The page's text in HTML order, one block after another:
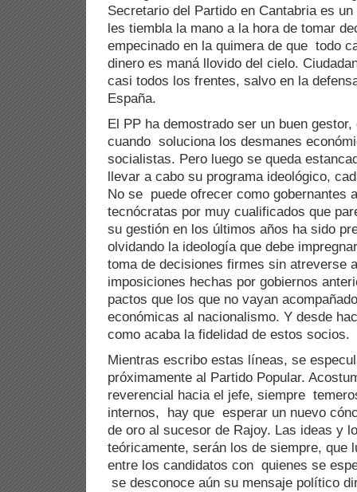
Secretario del Partido en Cantabria es
les tiembla la mano a la hora de tomar
empecinado en la quimera de que todo
dinero es maná llovido del cielo.
casi todos los frentes, salvo en la
España.
El PP ha demostrado ser un buen
cuando soluciona los desmanes
socialistas. Pero luego se queda
llevar a cabo su programa ideológico,
No se puede ofrecer como gobernantes
tecnócratas por muy cualificados que
su gestión en los últimos años ha sido
olvidando la ideología que debe
toma de decisiones firmes sin atreverse
imposiciones hechas por gobiernos
pactos que los que no vayan
económicas al nacionalismo. Y desde
como acaba la fidelidad de estos socios.
Mientras escribo estas líneas, se
próximamente al Partido Popular.
reverencial hacia el jefe, siempre
internos, hay que esperar un nuevo
de oro al sucesor de Rajoy. Las ideas y
teóricamente, serán los de siempre, que
entre los candidatos con quienes se
se desconoce aún su mensaje político